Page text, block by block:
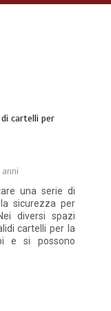
cartelli per
una serie di
sicurezza per
diversi spazi
cartelli per la
e si possono